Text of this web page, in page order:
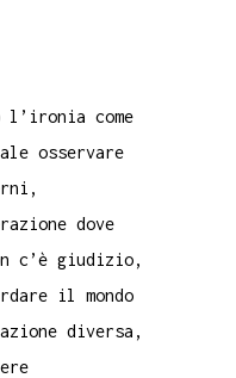
come
osservare
dove
c’è giudizio,
il mondo
diversa,